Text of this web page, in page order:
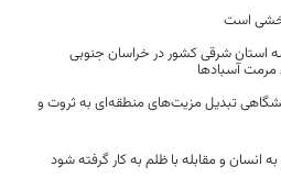
است
استان شرقی کشور در خراسان جنوبی
مرمت آسبادها
تبدیل مزیت‌های منطقه‌ای به ثروت و
انسان و مقابله با ظلم به کار گرفته شود